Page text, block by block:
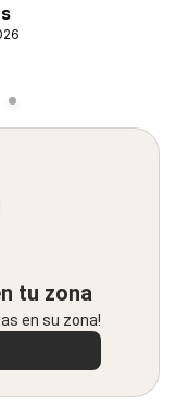
tu zona
en su zona!